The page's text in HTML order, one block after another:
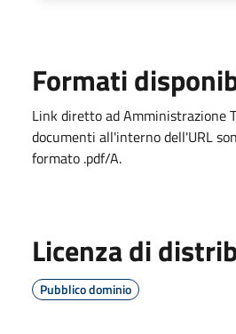
Formati
Link diretto ad Amministrazione
documenti all'interno dell'URL
formato .pdf/A.
Licenza di
Pubblico dominio